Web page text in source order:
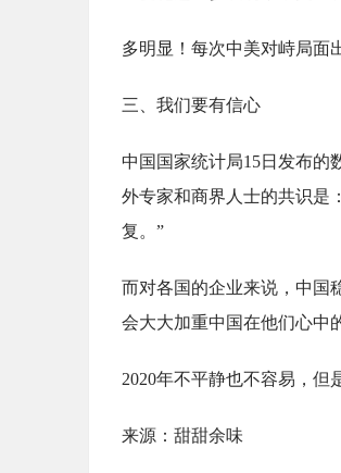
多明显！每次中美对峙局面
三、我们要有信心
中国国家统计局15日发布的
外专家和商界人士的共识是
复。”
而对各国的企业来说，中国
会大大加重中国在他们心中
2020年不平静也不容易，但
来源：甜甜余味